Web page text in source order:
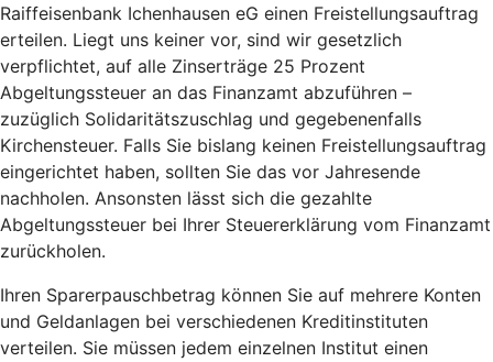
Raiffeisenbank Ichenhausen eG einen Freistellungsauftrag
erteilen. Liegt uns keiner vor, sind wir gesetzlich
verpflichtet, auf alle Zinserträge 25 Prozent
Abgeltungssteuer an das Finanzamt abzuführen –
zuzüglich Solidaritätszuschlag und gegebenenfalls
Kirchensteuer. Falls Sie bislang keinen Freistellungsauftrag
eingerichtet haben, sollten Sie das vor Jahresende
nachholen. Ansonsten lässt sich die gezahlte
Abgeltungssteuer bei Ihrer Steuererklärung vom Finanzamt
zurückholen.
Ihren Sparerpauschbetrag können Sie auf mehrere Konten
und Geldanlagen bei verschiedenen Kreditinstituten
verteilen. Sie müssen jedem einzelnen Institut einen